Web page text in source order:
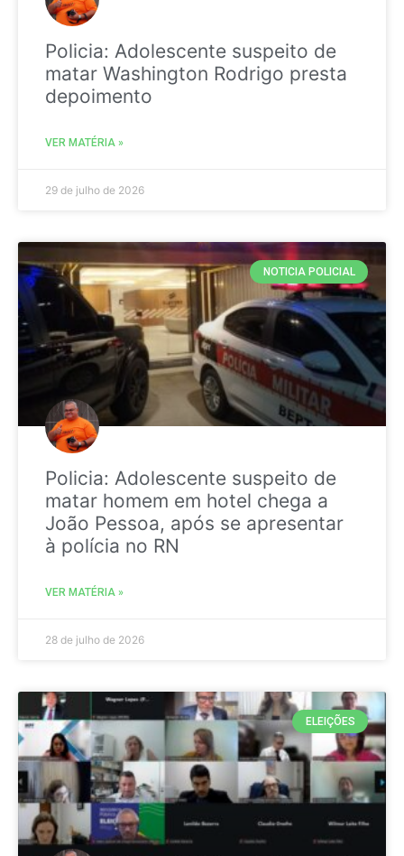
Policia: Adolescente suspeito de
matar Washington Rodrigo presta
depoimento
VER MATÉRIA »
29 de julho de 2026
NOTICIA POLICIAL
Policia: Adolescente suspeito de
matar homem em hotel chega a
João Pessoa, após se apresentar
à polícia no RN
VER MATÉRIA »
28 de julho de 2026
ELEIÇÕES